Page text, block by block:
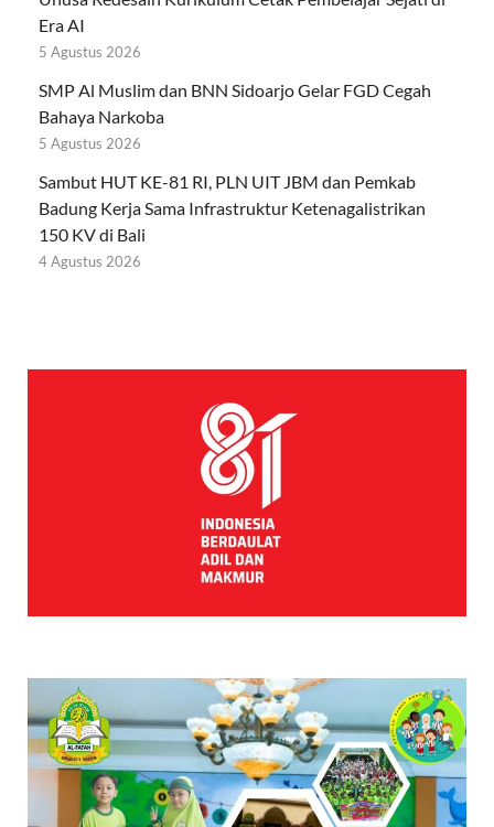
Era AI
5 Agustus 2026
SMP Al Muslim dan BNN Sidoarjo Gelar FGD Cegah
Bahaya Narkoba
5 Agustus 2026
Sambut HUT KE-81 RI, PLN UIT JBM dan Pemkab
Badung Kerja Sama Infrastruktur Ketenagalistrikan
150 KV di Bali
4 Agustus 2026